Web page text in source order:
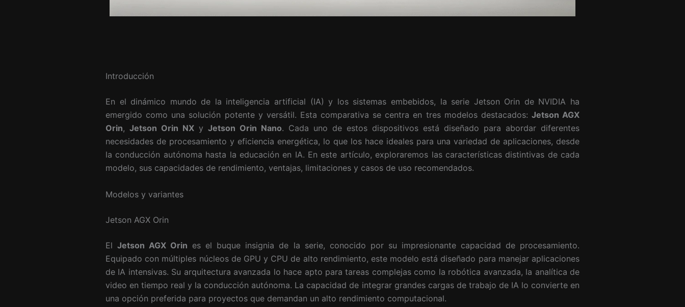
Introducción
En el dinámico mundo de la inteligencia artificial (IA) y los sistemas embebidos, la serie Jetson Orin de NVIDIA ha
emergido como una solución potente y versátil. Esta comparativa se centra en tres modelos destacados: Jetson AGX
Orin, Jetson Orin NX y Jetson Orin Nano. Cada uno de estos dispositivos está diseñado para abordar diferentes
necesidades de procesamiento y eficiencia energética, lo que los hace ideales para una variedad de aplicaciones, desde
la conducción autónoma hasta la educación en IA. En este artículo, exploraremos las características distintivas de cada
modelo, sus capacidades de rendimiento, ventajas, limitaciones y casos de uso recomendados.
Modelos y variantes
Jetson AGX Orin
ElJetson AGX Orin es el buque insignia de la serie, conocido por su impresionante capacidad de procesamiento.
Equipado con múltiples núcleos de GPU y CPU de alto rendimiento, este modelo está diseñado para manejar aplicaciones
de IA intensivas. Su arquitectura avanzada lo hace apto para tareas complejas como la robótica avanzada, la analítica de
video en tiempo real y la conducción autónoma. La capacidad de integrar grandes cargas de trabajo de IA lo convierte en
una opción preferida para proyectos que demandan un alto rendimiento computacional.